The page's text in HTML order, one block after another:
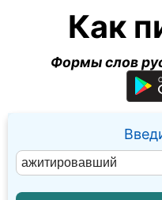
Как
Формы слов